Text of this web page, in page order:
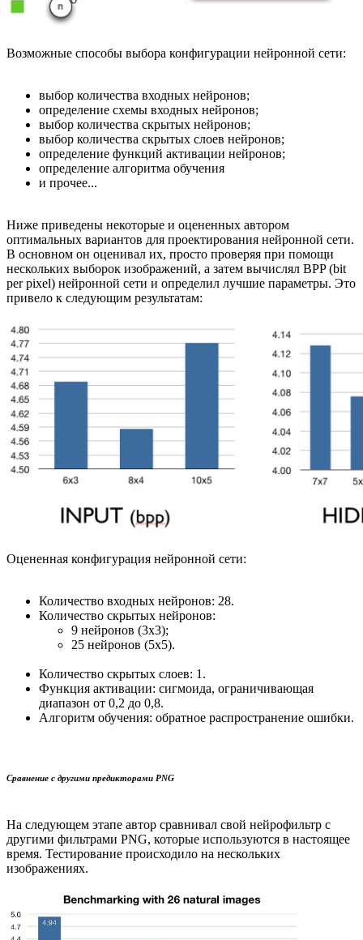
Возможные способы выбора конфигурации нейронной сети:
выбор количества входных нейронов;
определение схемы входных нейронов;
выбор количества скрытых нейронов;
выбор количества скрытых слоев нейронов;
определение функций активации нейронов;
определение алгоритма обучения
и прочее...
Ниже приведены некоторые и оцененных автором
оптимальных вариантов для проектирования нейронной сети.
В основном он оценивал их, просто проверяя при помощи
нескольких выборок изображений, а затем вычислял BPP (bit
per pixel) нейронной сети и определил лучшие параметры. Это
привело к следующим результатам:
Оцененная конфигурация нейронной сети:
Количество входных нейронов: 28.
Количество скрытых нейронов:
9 нейронов (3х3);
25 нейронов (5х5).
Количество скрытых слоев: 1.
Функция активации: сигмоида, ограничивающая
диапазон от 0,2 до 0,8.
Алгоритм обучения: обратное распространение ошибки.
Сравнение с другими предикторами PNG
На следующем этапе автор сравнивал свой нейрофильтр с
другими фильтрами PNG, которые используются в настоящее
время. Тестирование происходило на нескольких
изображениях.